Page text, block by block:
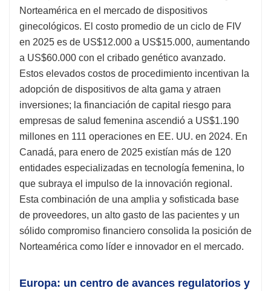
Norteamérica en el mercado de dispositivos
ginecológicos. El costo promedio de un ciclo de FIV
en 2025 es de US$12.000 a US$15.000, aumentando
a US$60.000 con el cribado genético avanzado.
Estos elevados costos de procedimiento incentivan la
adopción de dispositivos de alta gama y atraen
inversiones; la financiación de capital riesgo para
empresas de salud femenina ascendió a US$1.190
millones en 111 operaciones en EE. UU. en 2024. En
Canadá, para enero de 2025 existían más de 120
entidades especializadas en tecnología femenina, lo
que subraya el impulso de la innovación regional.
Esta combinación de una amplia y sofisticada base
de proveedores, un alto gasto de las pacientes y un
sólido compromiso financiero consolida la posición de
Norteamérica como líder e innovador en el mercado.
Europa: un centro de avances regulatorios y